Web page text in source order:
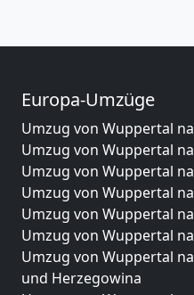
Europa-Umzüge
Umzug von Wuppertal
Umzug von Wuppertal
Umzug von Wuppertal
Umzug von Wuppertal
Umzug von Wuppertal
Umzug von Wuppertal
Umzug von Wuppertal
und Herzegowina